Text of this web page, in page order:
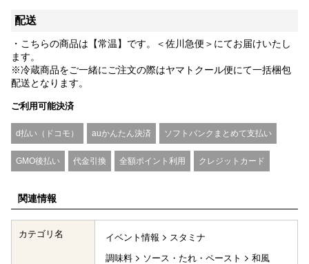
配送
・こちらの商品は【常温】です。＜佐川急便＞にてお届けいたし
ます。
※冷蔵商品をご一緒にご注文の際はヤマトクール便にて一括梱包
配送となります。
ご利用可能決済
d払い（ドコモ） auかんたん決済 ソフトバンクまとめて支払い
GMO後払い 代金引換 全額ポイント利用 クレジットカード
関連情報
カテゴリ名 イベント情報
スタミナ
調味料
ソース・たれ・ペースト
和風